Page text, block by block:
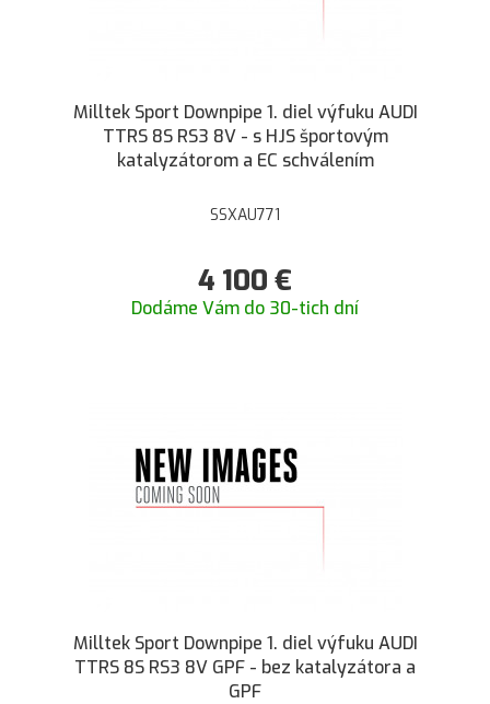
Milltek Sport Downpipe 1. diel výfuku AUDI
TTRS 8S RS3 8V - s HJS športovým
katalyzátorom a EC schválením
SSXAU771
4 100 €
Dodáme Vám do 30-tich dní
Milltek Sport Downpipe 1. diel výfuku AUDI
TTRS 8S RS3 8V GPF - bez katalyzátora a
GPF